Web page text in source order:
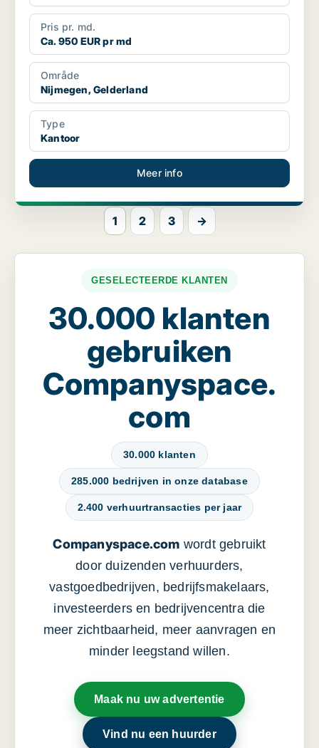
Pris pr. md.
Ca. 950 EUR pr md
Område
Nijmegen, Gelderland
Type
Kantoor
Meer info
1 2 3 →
GESELECTEERDE KLANTEN
30.000 klanten
gebruiken
Companyspace.
com
30.000 klanten
285.000 bedrijven in onze database
2.400 verhuurtransacties per jaar
Companyspace.com wordt gebruikt
door duizenden verhuurders,
vastgoedbedrijven, bedrijfsmakelaars,
investeerders en bedrijvencentra die
meer zichtbaarheid, meer aanvragen en
minder leegstand willen.
Maak nu uw advertentie
Vind nu een huurder